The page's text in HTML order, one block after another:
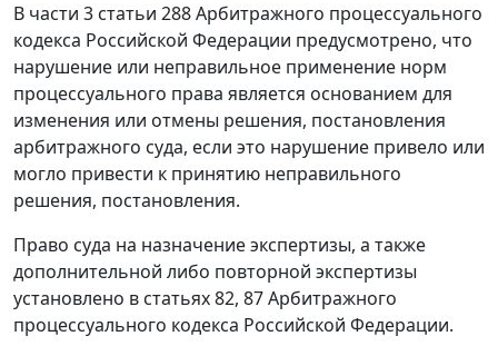
В части 3 статьи 288Арбитражного процессуального
кодекса Российской Федерации предусмотрено, что
нарушение или неправильное применение норм
процессуального права является основанием для
изменения или отмены решения, постановления
арбитражного суда, если это нарушение привело или
могло привести к принятию неправильного
решения, постановления.
Право суда на назначение экспертизы, а также
дополнительной либо повторной экспертизы
установлено в статьях 82, 87Арбитражного
процессуального кодекса Российской Федерации.